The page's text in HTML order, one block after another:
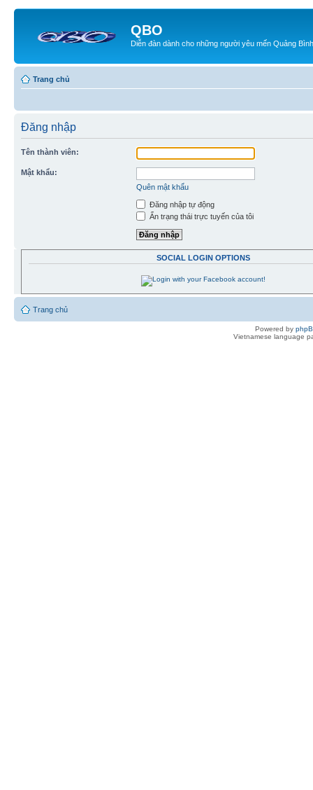
QBO
Diễn đàn dành cho những người yêu mến Quảng Bình
Trang chủ
Đăng nhập
Tên thành viên:
Mật khẩu:
Quên mật khẩu
Đăng nhập tự động
Ẩn trạng thái trực tuyến của tôi
SOCIAL LOGIN OPTIONS
Trang chủ
Powered by
Vietnamese language